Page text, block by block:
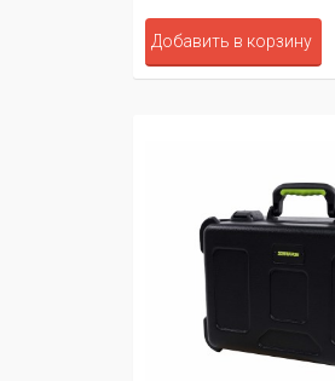
Добавить в корзину